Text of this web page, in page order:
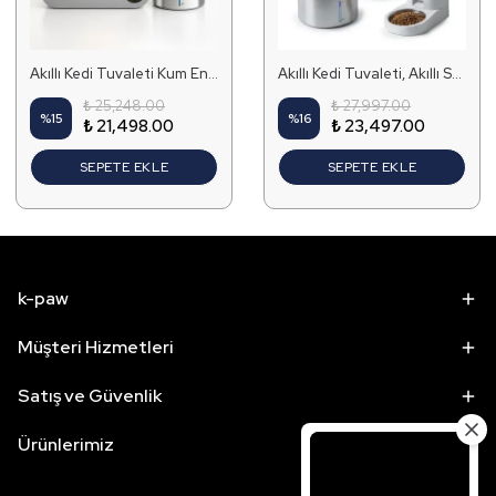
Akıllı Kedi Tuvaleti Kum Engelleyici Kapılı, Kablosuz Akıllı Su Pınarı Set
%15
₺ 25,248.00
₺ 21,498.00
SEPETE EKLE
Akıllı Kedi Tuvaleti, Akıllı Su Pınarı ve Akıllı Mama Kabı Tek Kaseli Set
%16
₺ 27,997.00
₺ 23,497.00
SEPETE EKLE
k-paw
Müşteri Hizmetleri
Satış ve Güvenlik
Ürünlerimiz